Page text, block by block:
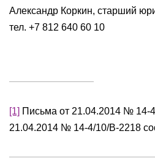
Александр Коркин, старший
тел. +7 812 640 60 10
[1] Письма от 21.04.2014 № 14-
21.04.2014 № 14-4/10/В-2218